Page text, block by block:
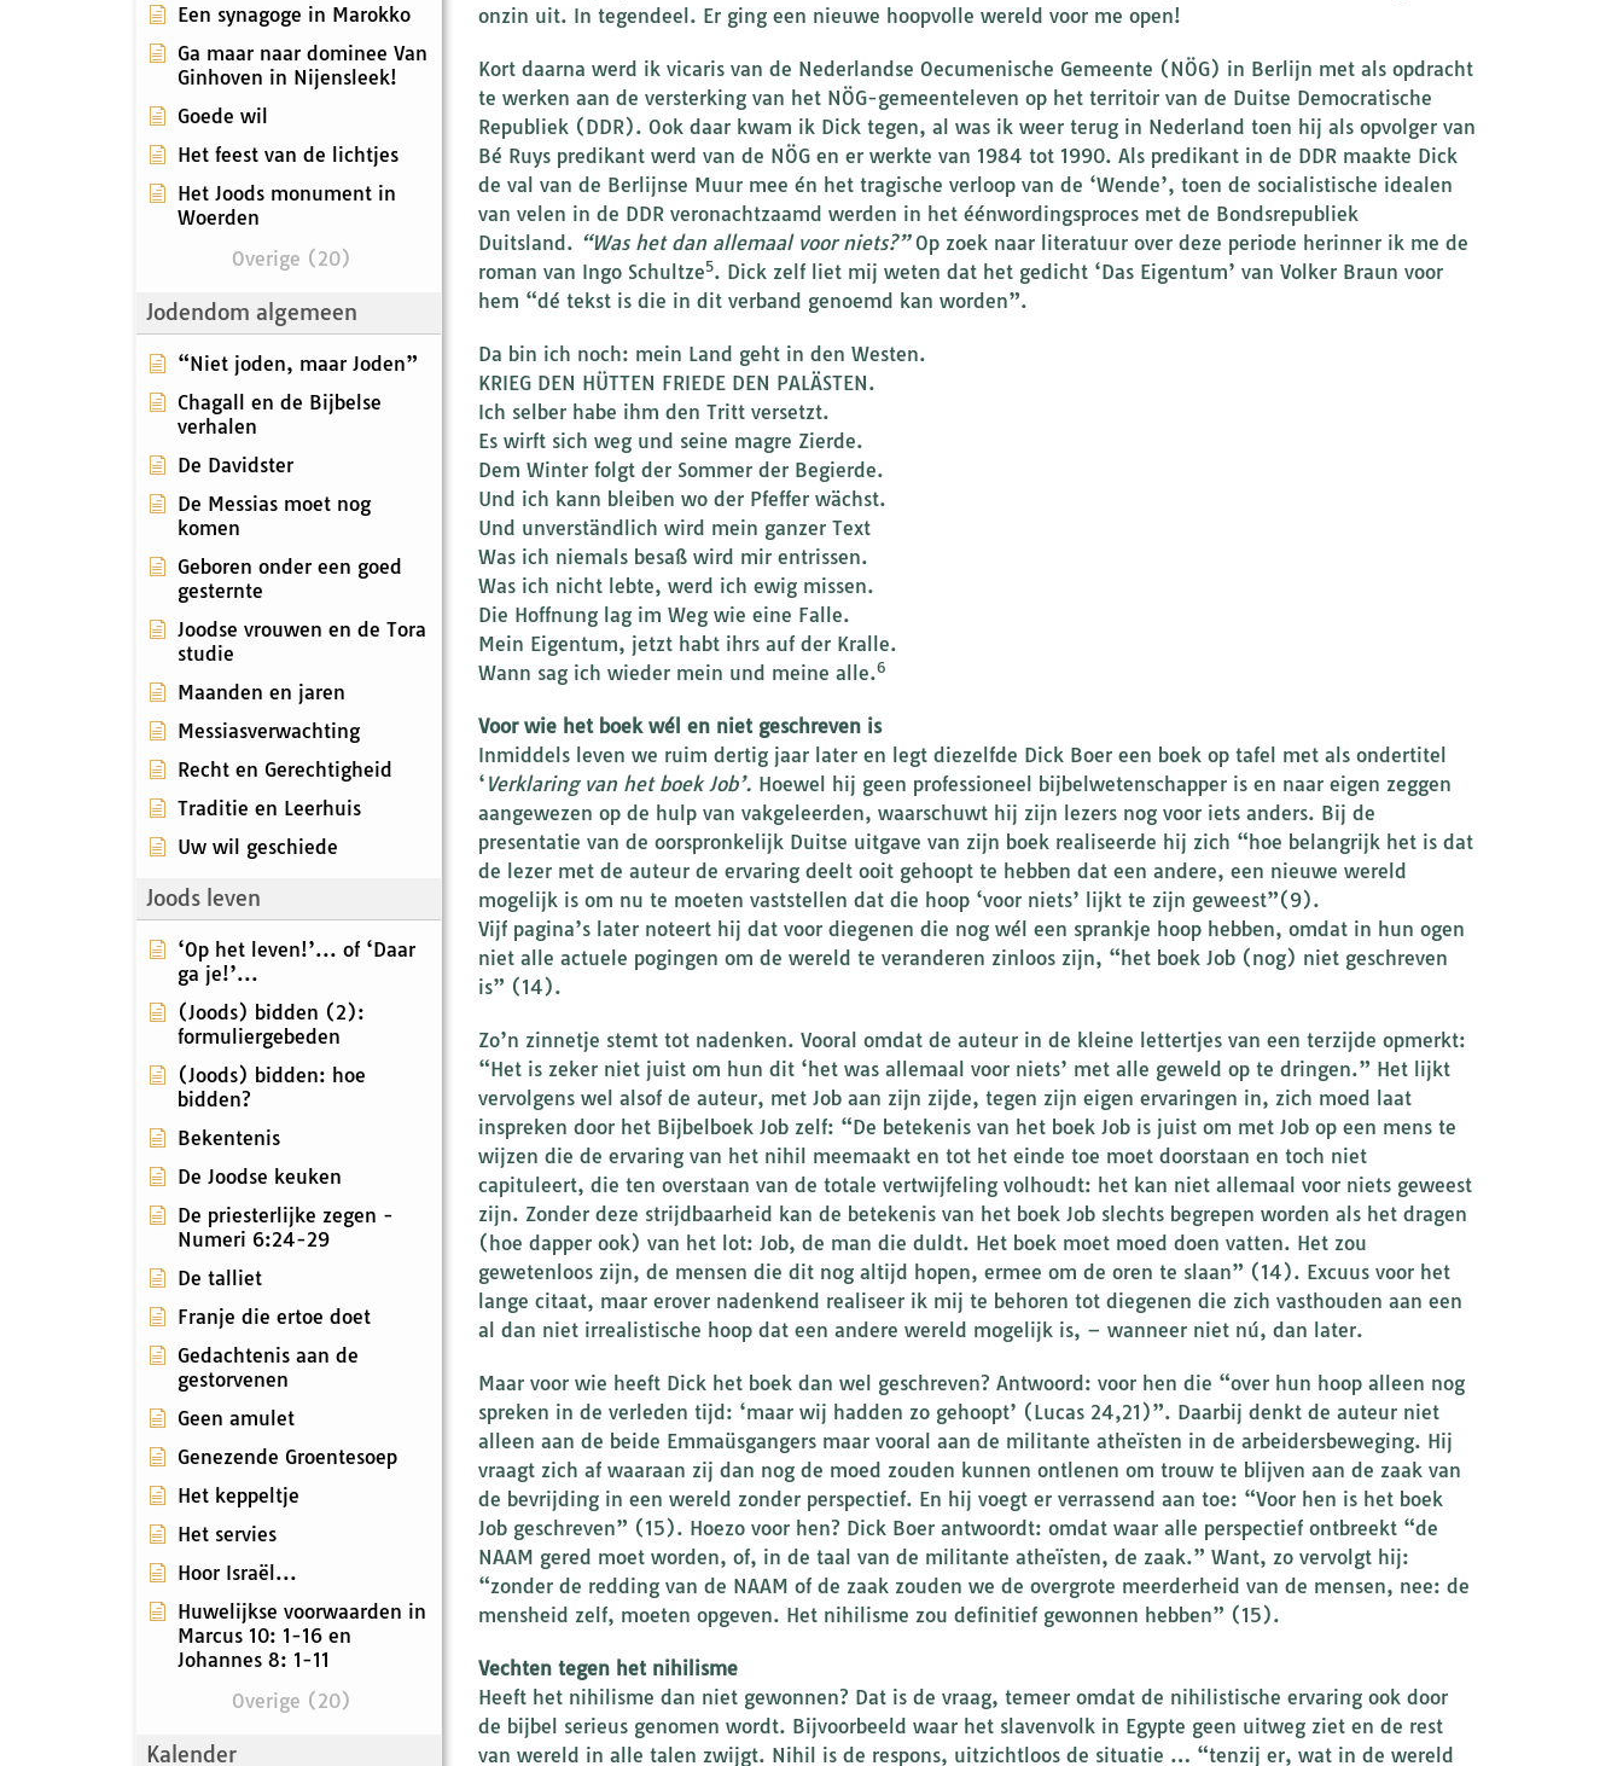
Een synagoge in Marokko
Ga maar naar dominee Van
Ginhoven in Nijensleek!
Goede wil
Het feest van de lichtjes
Het Joods monument in
Woerden
Overige (20)
Jodendom algemeen
“Niet joden, maar Joden”
Chagall en de Bijbelse
verhalen
De Davidster
De Messias moet nog
komen
Geboren onder een goed
gesternte
Joodse vrouwen en de Tora
studie
Maanden en jaren
Messiasverwachting
Recht en Gerechtigheid
Traditie en Leerhuis
Uw wil geschiede
Joods leven
‘Op het leven!’... of ‘Daar
ga je!’...
(Joods) bidden (2):
formuliergebeden
(Joods) bidden: hoe
bidden?
Bekentenis
De Joodse keuken
De priesterlijke zegen -
Numeri 6:24-29
De talliet
Franje die ertoe doet
Gedachtenis aan de
gestorvenen
Geen amulet
Genezende Groentesoep
Het keppeltje
Het servies
Hoor Israël...
Huwelijkse voorwaarden in
Marcus 10: 1-16 en
Johannes 8: 1-11
Overige (20)
Kalender
onzin uit. In tegendeel. Er ging een nieuwe hoopvolle wereld voor me open!
Kort daarna werd ik vicaris van de Nederlandse Oecumenische Gemeente (NÖG) in Berlijn met als opdracht
te werken aan de versterking van het NÖG-gemeenteleven op het territoir van de Duitse Democratische
Republiek (DDR). Ook daar kwam ik Dick tegen, al was ik weer terug in Nederland toen hij als opvolger van
Bé Ruys predikant werd van de NÖG en er werkte van 1984 tot 1990. Als predikant in de DDR maakte Dick
de val van de Berlijnse Muur mee én het tragische verloop van de ‘Wende’, toen de socialistische idealen
van velen in de DDR veronachtzaamd werden in het éénwordingsproces met de Bondsrepubliek
Duitsland. “Was het dan allemaal voor niets?”Op zoek naar literatuur over deze periode herinner ik me de
roman van Ingo Schultze5. Dick zelf liet mij weten dat het gedicht ‘Das Eigentum’ van Volker Braun voor
hem “dé tekst is die in dit verband genoemd kan worden”.
Da bin ich noch: mein Land geht in den Westen.
KRIEG DEN HÜTTEN FRIEDE DEN PALÄSTEN.
Ich selber habe ihm den Tritt versetzt.
Es wirft sich weg und seine magre Zierde.
Dem Winter folgt der Sommer der Begierde.
Und ich kann bleiben wo der Pfeffer wächst.
Und unverständlich wird mein ganzer Text
Was ich niemals besaß wird mir entrissen.
Was ich nicht lebte, werd ich ewig missen.
Die Hoffnung lag im Weg wie eine Falle.
Mein Eigentum, jetzt habt ihrs auf der Kralle.
Wann sag ich wieder mein und meine alle.6
Voor wie het boek wél en niet geschreven is
Inmiddels leven we ruim dertig jaar later en legt diezelfde Dick Boer een boek op tafel met als ondertitel
‘ Verklaring van het boek Job’. Hoewel hij geen professioneel bijbelwetenschapper is en naar eigen zeggen
aangewezen op de hulp van vakgeleerden, waarschuwt hij zijn lezers nog voor iets anders. Bij de
presentatie van de oorspronkelijk Duitse uitgave van zijn boek realiseerde hij zich “hoe belangrijk het is dat
de lezer met de auteur de ervaring deelt ooit gehoopt te hebben dat een andere, een nieuwe wereld
mogelijk is om nu te moeten vaststellen dat die hoop ‘voor niets’ lijkt te zijn geweest”(9).
Vijf pagina’s later noteert hij dat voor diegenen die nog wél een sprankje hoop hebben, omdat in hun ogen
niet alle actuele pogingen om de wereld te veranderen zinloos zijn, “het boek Job (nog) niet geschreven
is” (14).
Zo’n zinnetje stemt tot nadenken. Vooral omdat de auteur in de kleine lettertjes van een terzijde opmerkt:
“Het is zeker niet juist om hun dit ‘het was allemaal voor niets’ met alle geweld op te dringen.” Het lijkt
vervolgens wel alsof de auteur, met Job aan zijn zijde, tegen zijn eigen ervaringen in, zich moed laat
inspreken door het Bijbelboek Job zelf: “De betekenis van het boek Job is juist om met Job op een mens te
wijzen die de ervaring van het nihil meemaakt en tot het einde toe moet doorstaan en toch niet
capituleert, die ten overstaan van de totale vertwijfeling volhoudt: het kan niet allemaal voor niets geweest
zijn. Zonder deze strijdbaarheid kan de betekenis van het boek Job slechts begrepen worden als het dragen
(hoe dapper ook) van het lot: Job, de man die duldt. Het boek moet moed doen vatten. Het zou
gewetenloos zijn, de mensen die dit nog altijd hopen, ermee om de oren te slaan” (14). Excuus voor het
lange citaat, maar erover nadenkend realiseer ik mij te behoren tot diegenen die zich vasthouden aan een
al dan niet irrealistische hoop dat een andere wereld mogelijk is, – wanneer niet nú, dan later.
Maar voor wie heeft Dick het boek dan wel geschreven? Antwoord: voor hen die “over hun hoop alleen nog
spreken in de verleden tijd: ‘maar wij hadden zo gehoopt’ (Lucas 24,21)”. Daarbij denkt de auteur niet
alleen aan de beide Emmaüsgangers maar vooral aan de militante atheïsten in de arbeidersbeweging. Hij
vraagt zich af waaraan zij dan nog de moed zouden kunnen ontlenen om trouw te blijven aan de zaak van
de bevrijding in een wereld zonder perspectief. En hij voegt er verrassend aan toe: “Voor hen is het boek
Job geschreven” (15). Hoezo voor hen? Dick Boer antwoordt: omdat waar alle perspectief ontbreekt “de
NAAM gered moet worden, of, in de taal van de militante atheïsten, de zaak.” Want, zo vervolgt hij:
“zonder de redding van de NAAM of de zaak zouden we de overgrote meerderheid van de mensen, nee: de
mensheid zelf, moeten opgeven. Het nihilisme zou definitief gewonnen hebben” (15).
Vechten tegen het nihilisme
Heeft het nihilisme dan niet gewonnen? Dat is de vraag, temeer omdat de nihilistische ervaring ook door
de bijbel serieus genomen wordt. Bijvoorbeeld waar het slavenvolk in Egypte geen uitweg ziet en de rest
van wereld in alle talen zwijgt. Nihil is de respons, uitzichtloos de situatie … “tenzij er, wat in de wereld